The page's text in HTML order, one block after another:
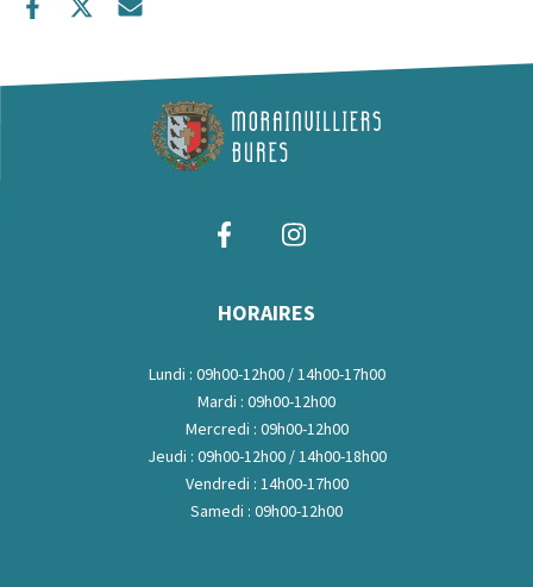
HORAIRES
Lundi : 09h00-12h00 / 14h00-17h00
Mardi : 09h00-12h00
Mercredi : 09h00-12h00
Jeudi : 09h00-12h00 / 14h00-18h00
Vendredi : 14h00-17h00
Samedi : 09h00-12h00